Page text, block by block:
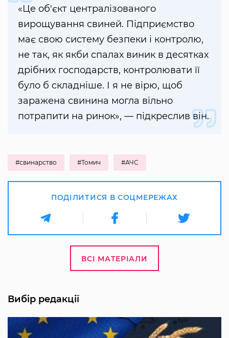
«Це об'єкт централізованого
вирощування свиней. Підприємство
має свою систему безпеки і контролю,
не так, як якби спалах виник в десятках
дрібних господарств, контролювати її
було б складніше. І я не вірю, щоб
заражена свинина могла вільно
потрапити на ринок», — підкреслив він.
#свинарство #Томич #АЧС
ПОДІЛИТИСЯ В СОЦМЕРЕЖАХ
ВСІ МАТЕРІАЛИ
Вибір редакції